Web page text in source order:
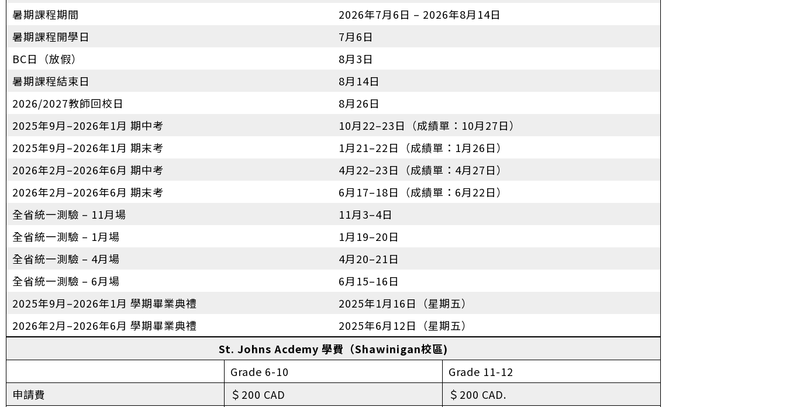
暑期課程期間
2026年7月6日 – 2026年8月14日
暑期課程開學日
7月6日
BC日（放假）
8月3日
暑期課程結束日
8月14日
2026/2027教師回校日
8月26日
2025年9月–2026年1月 期中考
10月22–23日（成績單：10月27日）
2025年9月–2026年1月 期末考
1月21–22日（成績單：1月26日）
2026年2月–2026年6月 期中考
4月22–23日（成績單：4月27日）
2026年2月–2026年6月 期末考
6月17–18日（成績單：6月22日）
全省統一測驗 – 11月場
11月3–4日
全省統一測驗 – 1月場
1月19–20日
全省統一測驗 – 4月場
4月20–21日
全省統一測驗 – 6月場
6月15–16日
2025年9月–2026年1月 學期畢業典禮
2025年1月16日（星期五）
2026年2月–2026年6月 學期畢業典禮
2025年6月12日（星期五）
St. Johns Acdemy 學費（Shawinigan校區)
Grade 6-10
Grade 11-12
申請費
＄200 CAD
＄200 CAD.